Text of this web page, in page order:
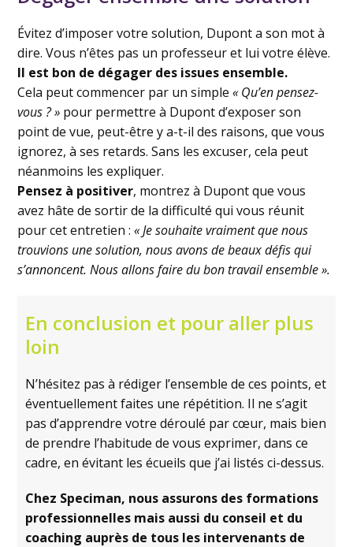
Évitez d’imposer votre solution, Dupont a son mot à
dire. Vous n’êtes pas un professeur et lui votre élève.
Il est bon de dégager des issues ensemble.
Cela peut commencer par un simple« Qu’en pensez-
vous ? » pour permettre à Dupont d’exposer son
point de vue, peut-être y a-t-il des raisons, que vous
ignorez, à ses retards. Sans les excuser, cela peut
néanmoins les expliquer.
Pensez à positiver, montrez à Dupont que vous
avez hâte de sortir de la difficulté qui vous réunit
pour cet entretien :« Je souhaite vraiment que nous
trouvions une solution, nous avons de beaux défis qui
s’annoncent. Nous allons faire du bon travail ensemble ».
En conclusion et pour aller plus
loin
N’hésitez pas à rédiger l’ensemble de ces points, et
éventuellement faites une répétition. Il ne s’agit
pas d’apprendre votre déroulé par cœur, mais bien
de prendre l’habitude de vous exprimer, dans ce
cadre, en évitant les écueils que j’ai listés ci-dessus.
Chez Speciman, nous assurons des formations
professionnelles mais aussi du conseil et du
coaching auprès de tous les intervenants de